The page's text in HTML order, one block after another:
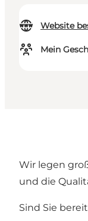
Website
Mein
Wir legen
und die
Sind Sie